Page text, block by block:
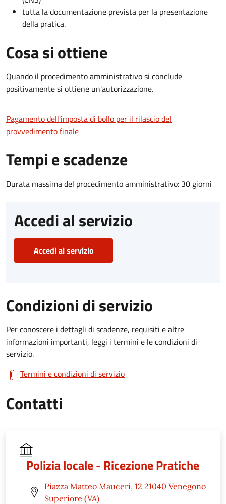
tutta la documentazione prevista per la presentazione
della pratica.
Cosa si ottiene
Quando il procedimento amministrativo si conclude
positivamente si ottiene un'autorizzazione.
Pagamento dell'imposta di bollo per il rilascio del
provvedimento finale
Tempi e scadenze
Durata massima del procedimento amministrativo: 30 giorni
Accedi al servizio
Accedi al servizio
Condizioni di servizio
Per conoscere i dettagli di scadenze, requisiti e altre
informazioni importanti, leggi i termini e le condizioni di
servizio.
Termini e condizioni di servizio
Contatti
Polizia locale - Ricezione Pratiche
Piazza Matteo Mauceri, 12 21040 Venegono
Superiore (VA)